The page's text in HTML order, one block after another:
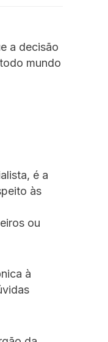
a decisão
mundo
é a
às
ou
à